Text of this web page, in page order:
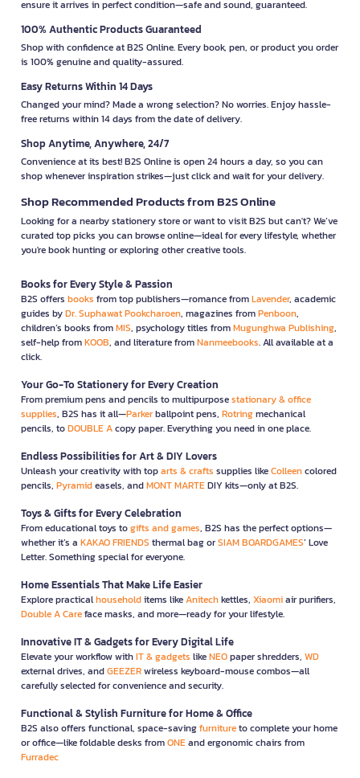
ensure it arrives in perfect condition—safe and sound, guaranteed.
100% Authentic Products Guaranteed
Shop with confidence at B2S Online. Every book, pen, or product you order
is 100% genuine and quality-assured.
Easy Returns Within 14 Days
Changed your mind? Made a wrong selection? No worries. Enjoy hassle-
free returns within 14 days from the date of delivery.
Shop Anytime, Anywhere, 24/7
Convenience at its best! B2S Online is open 24 hours a day, so you can
shop whenever inspiration strikes—just click and wait for your delivery.
Shop Recommended Products from B2S Online
Looking for a nearby stationery store or want to visit B2S but can't? We’ve
curated top picks you can browse online—ideal for every lifestyle, whether
you're book hunting or exploring other creative tools.
Books for Every Style & Passion
B2S offers books from top publishers—romance fromLavender, academic
guides byDr. Suphawat Pookcharoen, magazines fromPenboon,
children’s books fromMIS, psychology titles fromMugunghwa Publishing,
self-help fromKOOB, and literature fromNanmeebooks. All available at a
click.
Your Go-To Stationery for Every Creation
From premium pens and pencils to multipurposestationary & office
supplies, B2S has it all—Parkerballpoint pens, Rotringmechanical
pencils, toDOUBLE Acopy paper. Everything you need in one place.
Endless Possibilities for Art & DIY Lovers
Unleash your creativity with toparts & crafts supplies likeColleencolored
pencils, Pyramideasels, andMONT MARTEDIY kits—only at B2S.
Toys & Gifts for Every Celebration
From educational toys togifts and games, B2S has the perfect options—
whether it’s a KAKAO FRIENDS thermal bag orSIAM BOARDGAMES’ Love
Letter. Something special for everyone.
Home Essentials That Make Life Easier
Explore practicalhouseholditems likeAnitechkettles, Xiaomiair purifiers,
Double A Careface masks, and more—ready for your lifestyle.
Innovative IT & Gadgets for Every Digital Life
Elevate your workflow withIT & gadgets likeNEOpaper shredders, WD
external drives, andGEEZERwireless keyboard-mouse combos—all
carefully selected for convenience and security.
Functional & Stylish Furniture for Home & Office
B2S also offers functional, space-savingfurnitureto complete your home
or office—like foldable desks fromONEand ergonomic chairs from
Furradec